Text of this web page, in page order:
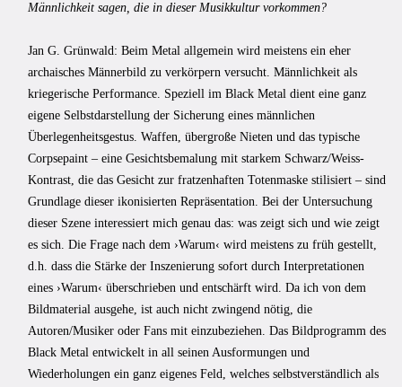
Männlichkeit sagen, die in dieser Musikkultur vorkommen?
Jan G. Grünwald: Beim Metal allgemein wird meistens ein eher
archaisches Männerbild zu verkörpern versucht. Männlichkeit als
kriegerische Performance. Speziell im Black Metal dient eine ganz
eigene Selbstdarstellung der Sicherung eines männlichen
Überlegenheitsgestus. Waffen, übergroße Nieten und das typische
Corpsepaint – eine Gesichtsbemalung mit starkem Schwarz/Weiss-
Kontrast, die das Gesicht zur fratzenhaften Totenmaske stilisiert – sind
Grundlage dieser ikonisierten Repräsentation. Bei der Untersuchung
dieser Szene interessiert mich genau das: was zeigt sich und wie zeigt
es sich. Die Frage nach dem ›Warum‹ wird meistens zu früh gestellt,
d.h. dass die Stärke der Inszenierung sofort durch Interpretationen
eines ›Warum‹ überschrieben und entschärft wird. Da ich von dem
Bildmaterial ausgehe, ist auch nicht zwingend nötig, die
Autoren/Musiker oder Fans mit einzubeziehen. Das Bildprogramm des
Black Metal entwickelt in all seinen Ausformungen und
Wiederholungen ein ganz eigenes Feld, welches selbstverständlich als